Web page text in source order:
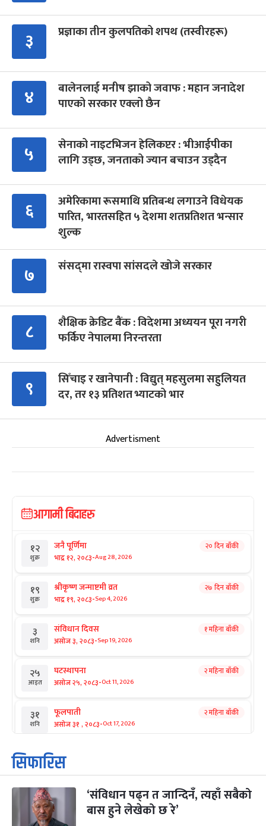
३ प्रज्ञाका तीन कुलपतिको शपथ (तस्वीरहरू)
४
बालेनलाई मनीष झाको जवाफ : महान जनादेश
पाएको सरकार एक्लो छैन
५
सेनाको नाइटभिजन हेलिकप्टर : भीआईपीका
लागि उड्छ, जनताको ज्यान बचाउन उड्दैन
६
अमेरिकामा रूसमाथि प्रतिबन्ध लगाउने विधेयक
पारित, भारतसहित ५ देशमा शतप्रतिशत भन्सार
शुल्क
७ संसद्‍मा रास्वपा सांसदले खोजे सरकार
८
शैक्षिक क्रेडिट बैंक : विदेशमा अध्ययन पूरा नगरी
फर्किए नेपालमा निरन्तरता
९
सिँचाइ र खानेपानी : विद्युत् महसुलमा सहुलियत
दर, तर १३ प्रतिशत भ्याटको भार
Advertisment
आगामी बिदाहरु
१२
शुक्र
जनै पूर्णिमा
भाद्र १२, २०८३-Aug 28, 2026
२० दिन बाँकी
१९
शुक्र
श्रीकृष्ण जन्माष्टमी व्रत
भाद्र १९, २०८३-Sep 4, 2026
२७ दिन बाँकी
३
शनि
संविधान दिवस
असोज ३, २०८३-Sep 19, 2026
१ महिना बाँकी
२५
आइत
घटस्थापना
असोज २५, २०८३-Oct 11, 2026
२ महिना बाँकी
३१
शनि
फूलपाती
असोज ३१ , २०८३-Oct 17, 2026
२ महिना बाँकी
१
आइत
कार्तिक सङ्क्रान्ति
कार्तिक १, २०८३
३
मंगल
महानवमी
कार्तिक ३, २०८३-Oct 20, 2026
२ महिना बाँकी
सिफारिस
‘संविधान पढ्न त जान्दिनँ, त्यहाँ सबैको
बास हुने लेखेको छ रे’